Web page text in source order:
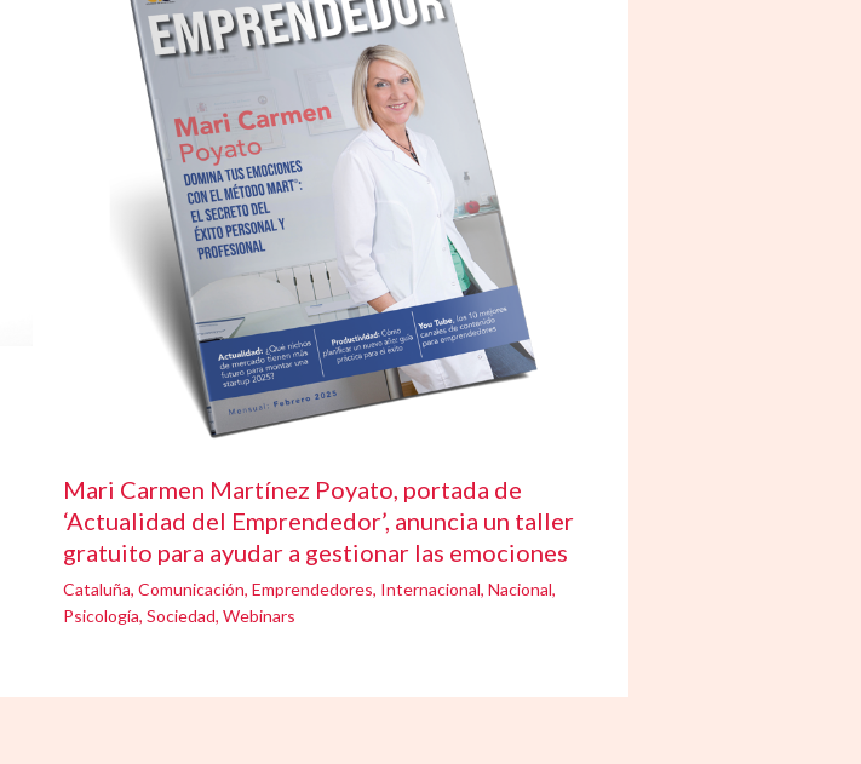
Mari Carmen Martínez Poyato, portada de
‘Actualidad del Emprendedor’, anuncia un taller
gratuito para ayudar a gestionar las emociones
Cataluña, Comunicación, Emprendedores, Internacional, Nacional,
Psicología, Sociedad, Webinars